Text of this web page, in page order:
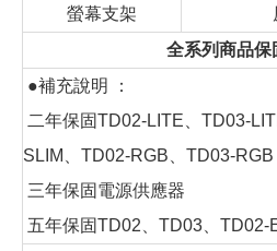
螢幕支架
全系列商品保
●補充說明 ：
二年保固TD02-LITE、TD03-
SLIM、TD02-RGB、TD03-RGB
三年保固電源供應器
五年保固TD02、TD03、TD02-